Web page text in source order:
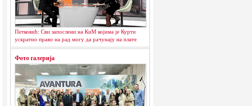
Петковић: Сви запослени на КиМ којима је Курти
ускратио право на рад могу да рачунају на плате
Фото галерија